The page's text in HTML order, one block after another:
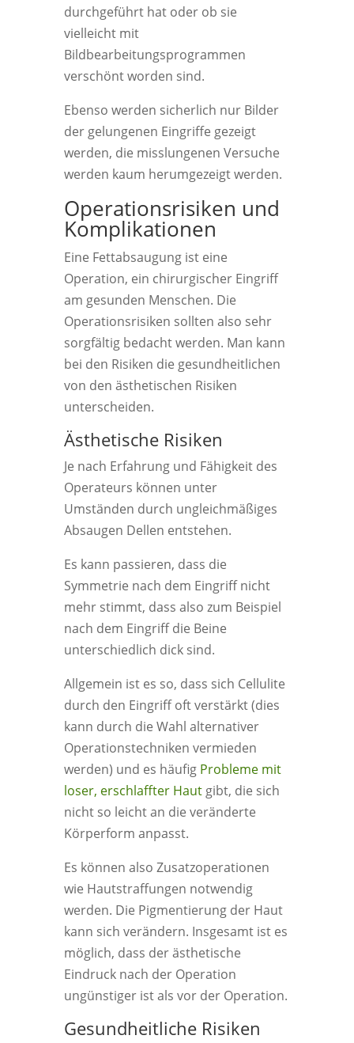
durchgeführt hat oder ob sie
vielleicht mit
Bildbearbeitungsprogrammen
verschönt worden sind.
Ebenso werden sicherlich nur Bilder
der gelungenen Eingriffe gezeigt
werden, die misslungenen Versuche
werden kaum herumgezeigt werden.
Operationsrisiken und
Komplikationen
Eine Fettabsaugung ist eine
Operation, ein chirurgischer Eingriff
am gesunden Menschen. Die
Operationsrisiken sollten also sehr
sorgfältig bedacht werden. Man kann
bei den Risiken die gesundheitlichen
von den ästhetischen Risiken
unterscheiden.
Ästhetische Risiken
Je nach Erfahrung und Fähigkeit des
Operateurs können unter
Umständen durch ungleichmäßiges
Absaugen Dellen entstehen.
Es kann passieren, dass die
Symmetrie nach dem Eingriff nicht
mehr stimmt, dass also zum Beispiel
nach dem Eingriff die Beine
unterschiedlich dick sind.
Allgemein ist es so, dass sich Cellulite
durch den Eingriff oft verstärkt (dies
kann durch die Wahl alternativer
Operationstechniken vermieden
werden) und es häufig Probleme mit
loser, erschlaffter Hautgibt, die sich
nicht so leicht an die veränderte
Körperform anpasst.
Es können also Zusatzoperationen
wie Hautstraffungen notwendig
werden. Die Pigmentierung der Haut
kann sich verändern. Insgesamt ist es
möglich, dass der ästhetische
Eindruck nach der Operation
ungünstiger ist als vor der Operation.
Gesundheitliche Risiken